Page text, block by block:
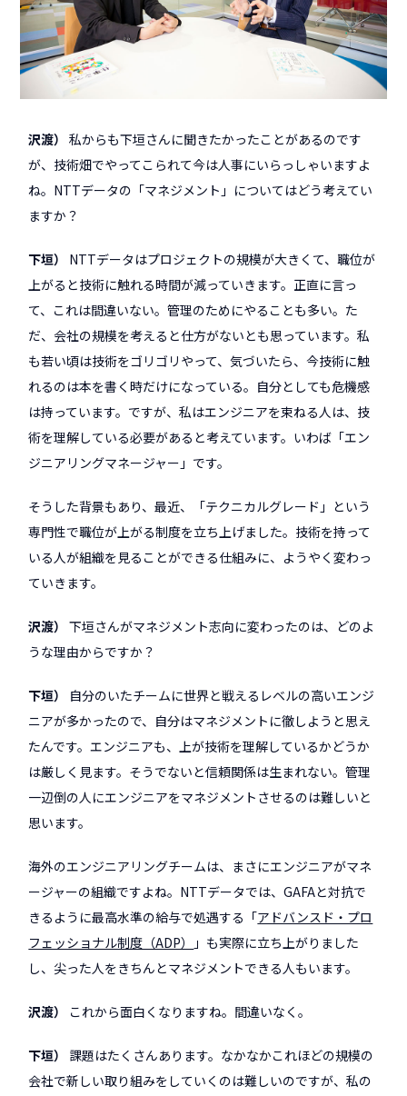
沢渡
私からも下垣さんに聞きたかったことがあるのです
が、技術畑でやってこられて今は人事にいらっしゃいますよ
ね。NTTデータの「マネジメント」についてはどう考えてい
ますか？
下垣
NTTデータはプロジェクトの規模が大きくて、職位が
上がると技術に触れる時間が減っていきます。正直に言っ
て、これは間違いない。管理のためにやることも多い。た
だ、会社の規模を考えると仕方がないとも思っています。私
も若い頃は技術をゴリゴリやって、気づいたら、今技術に触
れるのは本を書く時だけになっている。自分としても危機感
は持っています。ですが、私はエンジニアを束ねる人は、技
術を理解している必要があると考えています。いわば「エン
ジニアリングマネージャー」です。
そうした背景もあり、最近、「テクニカルグレード」という
専門性で職位が上がる制度を立ち上げました。技術を持って
いる人が組織を見ることができる仕組みに、ようやく変わっ
ていきます。
沢渡
下垣さんがマネジメント志向に変わったのは、どのよ
うな理由からですか？
下垣
自分のいたチームに世界と戦えるレベルの高いエンジ
ニアが多かったので、自分はマネジメントに徹しようと思え
たんです。エンジニアも、上が技術を理解しているかどうか
は厳しく見ます。そうでないと信頼関係は生まれない。管理
一辺倒の人にエンジニアをマネジメントさせるのは難しいと
思います。
海外のエンジニアリングチームは、まさにエンジニアがマネ
ージャーの組織ですよね。NTTデータでは、GAFAと対抗で
きるように最高水準の給与で処遇する「アドバンスド・プロ
フェッショナル制度（ADP）
」も実際に立ち上がりました
し、尖った人をきちんとマネジメントできる人もいます。
沢渡 これから面白くなりますね。間違いなく。
下垣
課題はたくさんあります。なかなかこれほどの規模の
会社で新しい取り組みをしていくのは難しいのですが、私の